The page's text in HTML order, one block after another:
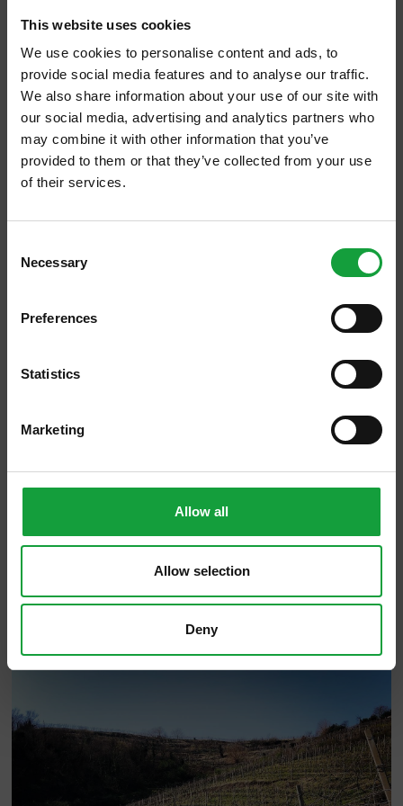
This website uses cookies
We use cookies to personalise content and ads, to
provide social media features and to analyse our traffic.
We also share information about your use of our site with
our social media, advertising and analytics partners who
may combine it with other information that you’ve
provided to them or that they’ve collected from your use
of their services.
Selection
Necessary
Preferences
Statistics
Marketing
Allow all
Allow selection
Deny
La scelta di collocarsi a ridosso di Vinitaly
è voluta: vi è l’intento di creareun ponte tra
due mondi troppo spesso pensati “in lotta”
ma che, forse, dovrebbero semplicemente
trovarsi seduti ad un grande tavolo davanti a
una o più bottiglie di vino.
ISCRIVITI ALLA NEWSLETTER
Resta aggiornato su tutte le ultime novita nel campo